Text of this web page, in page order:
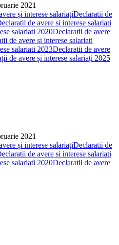
2021
și interese salariațiDeclaratii de
de avere si interese salariati
salariati 2020Declaratii de avere
de avere si interese salariati
salariati 2023Declaratii de avere
de avere și interese salariați 2025
2021
și interese salariațiDeclaratii de
de avere si interese salariati
salariati 2020Declaratii de avere